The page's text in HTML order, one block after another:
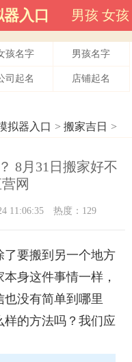
入口 男孩 女孩
孩名字 男孩名字
司起名 店铺起名
拟器入口 > 搬家吉日 >
8月31日搬家好不
网
11:06:35 热度：129
要搬到另一个地方
身这件事情一样，
没有简单到哪里
的方法吗？我们应